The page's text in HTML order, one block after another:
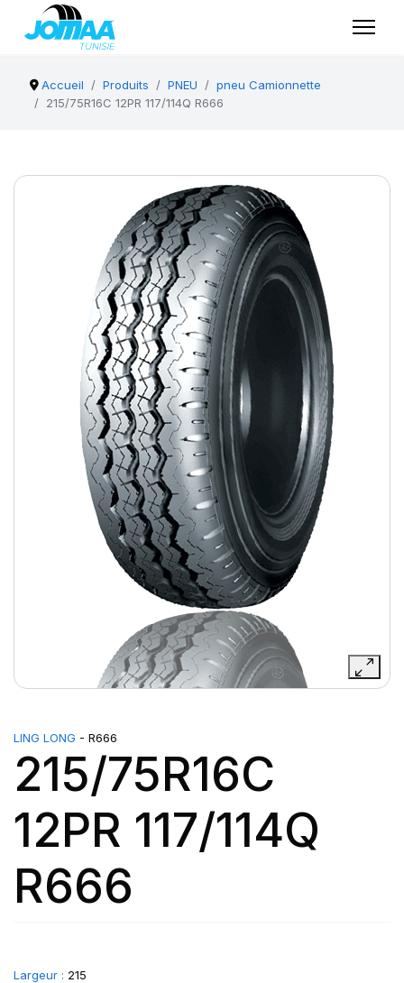
Accueil Produits PNEU
pneu Camionnette
215/75R16C 12PR 117/114Q R666
LING LONG - R666
215/75R16C
12PR 117/114Q
R666
Largeur : 215